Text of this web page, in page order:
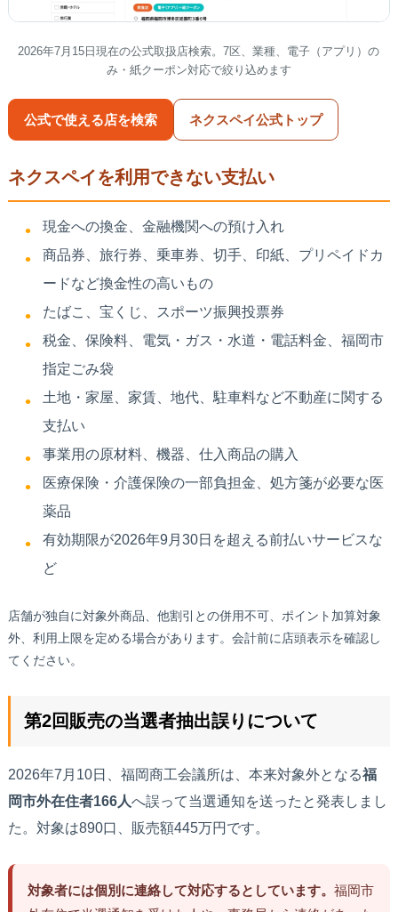
2026年7月15日現在の公式取扱店検索。7区、業種、電子（アプリ）の
み・紙クーポン対応で絞り込めます
公式で使える店を検索 ネクスペイ公式トップ
ネクスペイを利用できない支払い
現金への換金、金融機関への預け入れ
商品券、旅行券、乗車券、切手、印紙、プリペイドカ
ードなど換金性の高いもの
たばこ、宝くじ、スポーツ振興投票券
税金、保険料、電気・ガス・水道・電話料金、福岡市
指定ごみ袋
土地・家屋、家賃、地代、駐車料など不動産に関する
支払い
事業用の原材料、機器、仕入商品の購入
医療保険・介護保険の一部負担金、処方箋が必要な医
薬品
有効期限が2026年9月30日を超える前払いサービスな
ど
店舗が独自に対象外商品、他割引との併用不可、ポイント加算対象
外、利用上限を定める場合があります。会計前に店頭表示を確認し
てください。
第2回販売の当選者抽出誤りについて
2026年7月10日、福岡商工会議所は、本来対象外となる福
岡市外在住者166人へ誤って当選通知を送ったと発表しまし
た。対象は890口、販売額445万円です。
対象者には個別に連絡して対応するとしています。 福岡市